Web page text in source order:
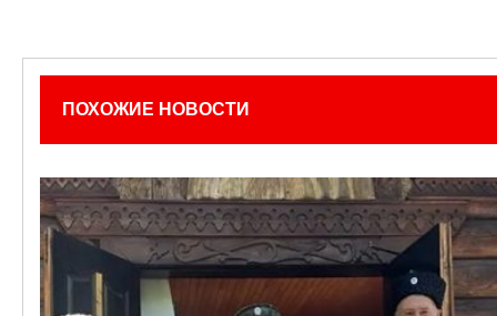
ПОХОЖИЕ НОВОСТИ